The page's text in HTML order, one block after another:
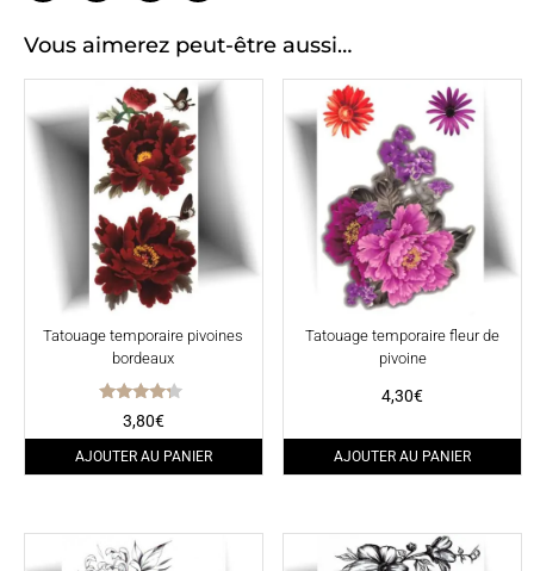
Vous aimerez peut-être aussi…
Tatouage temporaire pivoines
bordeaux
Note
4.00
3,80€
AJOUTER AU PANIER
Tatouage temporaire fleur de
pivoine
4,30€
AJOUTER AU PANIER